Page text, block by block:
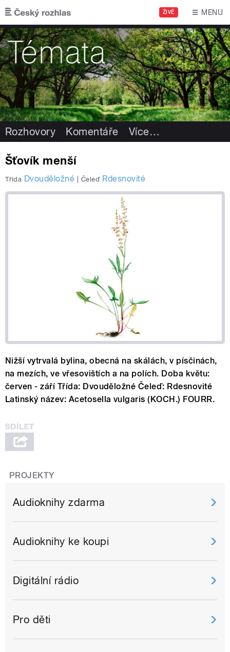
Přejít k hlavnímu obsahu
ŽIVĚ MENU
Rozhovory Komentáře Více…
Šťovík menší
Třída Dvouděložné | Čeleď Rdesnovité
Nižší vytrvalá bylina, obecná na skálách, v písčinách,
na mezích, ve vřesovištích a na polích. Doba květu:
červen - září Třída: Dvouděložné Čeleď: Rdesnovité
Latinský název: Acetosella vulgaris (KOCH.) FOURR.
PROJEKTY
Audioknihy zdarma
Audioknihy ke koupi
Digitální rádio
Pro děti